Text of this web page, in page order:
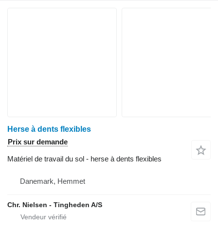
Herse à dents flexibles
Prix sur demande
Matériel de travail du sol - herse à dents flexibles
Danemark, Hemmet
Chr. Nielsen - Tingheden A/S